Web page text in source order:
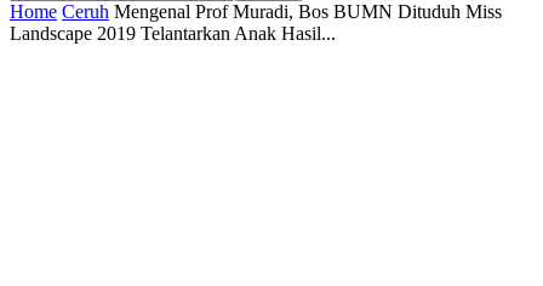
Home Ceruh Mengenal Prof Muradi, Bos BUMN Dituduh Miss
Landscape 2019 Telantarkan Anak Hasil...